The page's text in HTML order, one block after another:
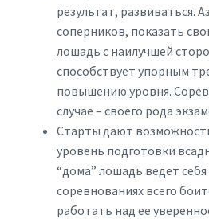
результат, развиваться.
соперников, показать
лошадь с наилучшей
способствует упорным
повышению уровня.
случае – своего рода
Старты дают
уровень подготовки
“дома” лошадь ведет
соревнованиях всего
работать над ее